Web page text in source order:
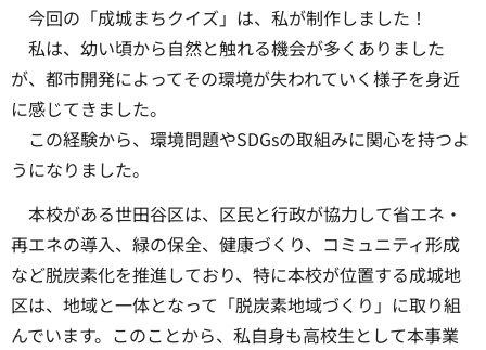
今回の「成城まちクイズ」は、私が制作しました！
私は、幼い頃から自然と触れる機会が多くありました
が、都市開発によってその環境が失われていく様子を身近
に感じてきました。
この経験から、環境問題やSDGsの取組みに関心を持つよ
うになりました。
本校がある世田谷区は、区民と行政が協力して省エネ・
再エネの導入、緑の保全、健康づくり、コミュニティ形成
など脱炭素化を推進しており、特に本校が位置する成城地
区は、地域と一体となって「脱炭素地域づくり」に取り組
んでいます。このことから、私自身も高校生として本事業